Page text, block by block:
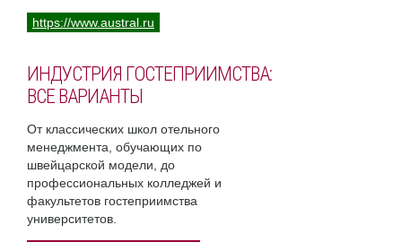
https://www.austral.ru
ИНДУСТРИЯ ГОСТЕПРИИМСТВА:
ВСЕ ВАРИАНТЫ
От классических школ отельного
менеджмента, обучающих по
швейцарской модели, до
профессиональных колледжей и
факультетов гостеприимства
университетов.